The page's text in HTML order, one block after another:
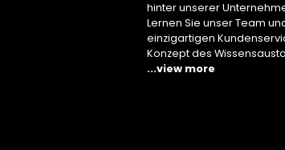
hinter unserer
Lernen Sie unser Team
einzigartigen
Konzept des
...view more